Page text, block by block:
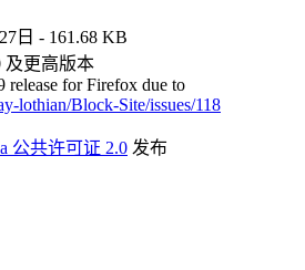
日 - 161.68 KB
及更高版本
release for Firefox due to
lothian/Block-Site/issues/118
公共许可证 2.0 发布